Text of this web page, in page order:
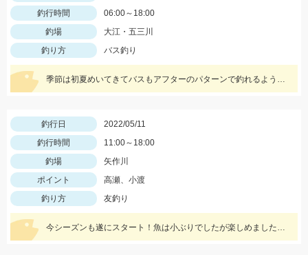
釣行時間
06:00～18:00
釣場
大江・五三川
釣り方
バス釣り
季節は初夏めいてきてバスもアフターのパターンで釣れるようになってきました！この時期の鉄板はエビパターン！ヤマセンコ―や沈み蟲、MPSのノーシンカーが効果バツグンですよ！
釣行日
2022/05/11
釣行時間
11:00～18:00
釣場
矢作川
ポイント
高瀬、小渡
釣り方
友釣り
今シーズンも遂にスタート！魚は小ぶりでしたが楽しめました！大樹寺店岩崎釣行